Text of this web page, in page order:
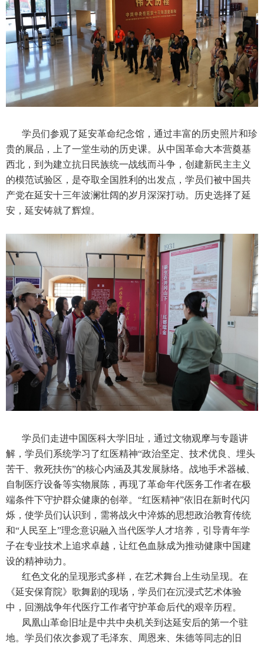
学员们参观了延安革命纪念馆，通过丰富的历史照片和珍
贵的展品，上了一堂生动的历史课。从中国革命大本营奠基
西北，到为建立抗日民族统一战线而斗争，创建新民主主义
的模范试验区，是夺取全国胜利的出发点，学员们被中国共
产党在延安十三年波澜壮阔的岁月深深打动。历史选择了延
安，延安铸就了辉煌。
学员们走进中国医科大学旧址，通过文物观摩与专题讲
解，学员们系统学习了红医精神“政治坚定、技术优良、埋头
苦干、救死扶伤”的核心内涵及其发展脉络。战地手术器械、
自制医疗设备等实物展陈，再现了革命年代医务工作者在极
端条件下守护群众健康的创举。“红医精神”依旧在新时代闪
烁，使学员们认识到，需将战火中淬炼的思想政治教育传统
和“人民至上”理念意识融入当代医学人才培养，引导青年学
子在专业技术上追求卓越，让红色血脉成为推动健康中国建
设的精神动力。
红色文化的呈现形式多样，在艺术舞台上生动呈现。在
《延安保育院》歌舞剧的现场，学员们在沉浸式艺术体验
中，回溯战争年代医疗工作者守护革命后代的艰辛历程。
凤凰山革命旧址是中共中央机关到达延安后的第一个驻
地。学员们依次参观了毛泽东、周恩来、朱德等同志的旧